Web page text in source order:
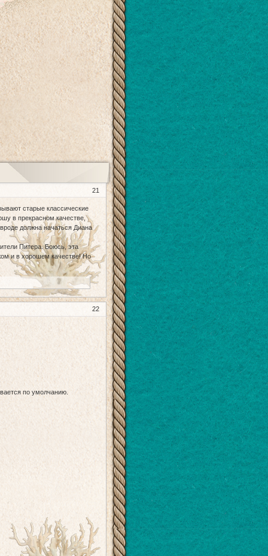
21
старые классические
в прекрасном качестве,
должна начаться Диана
Питера. Боюсь, эта
и в хорошем качестве! Но
22
по умолчанию.